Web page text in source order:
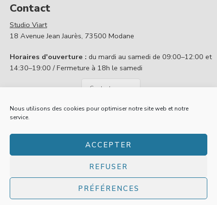
Nous utilisons des cookies pour optimiser notre site web et notre
service.
ACCEPTER
REFUSER
PRÉFÉRENCES
Contact
Studio Viart
18 Avenue Jean Jaurès, 73500 Modane
Horaires d'ouverture : du mardi au samedi de 09:00–12:00 et
14:30–19:00 / Fermeture à 18h le samedi
Contactez nous
Mentions légales
A propos
-Création site web Les Trois Chats